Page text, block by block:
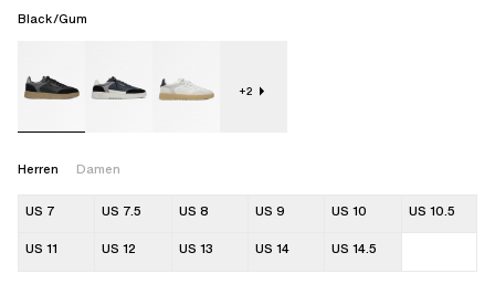
Black/Gum
+2
Herren Damen
US 7 US 7.5 US 8 US 9 US 10 US 10.5
US 11 US 12 US 13 US 14 US 14.5